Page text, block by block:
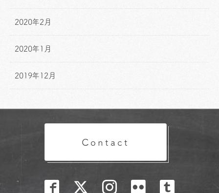
2020年2月
2020年1月
2019年12月
Contact